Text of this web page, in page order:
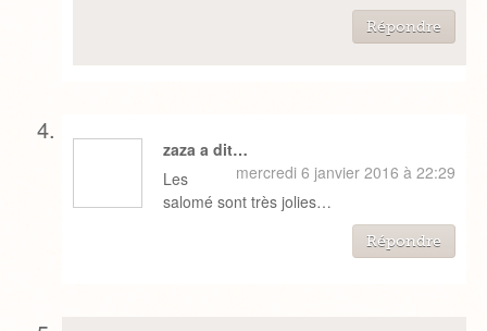
Répondre
zaza a dit…
mercredi 6 janvier 2016 à 22:29
Les
salomé sont très jolies…
Répondre